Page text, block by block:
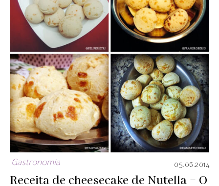
Gastronomia 05.06.2014
Receita de cheesecake de Nutella – O